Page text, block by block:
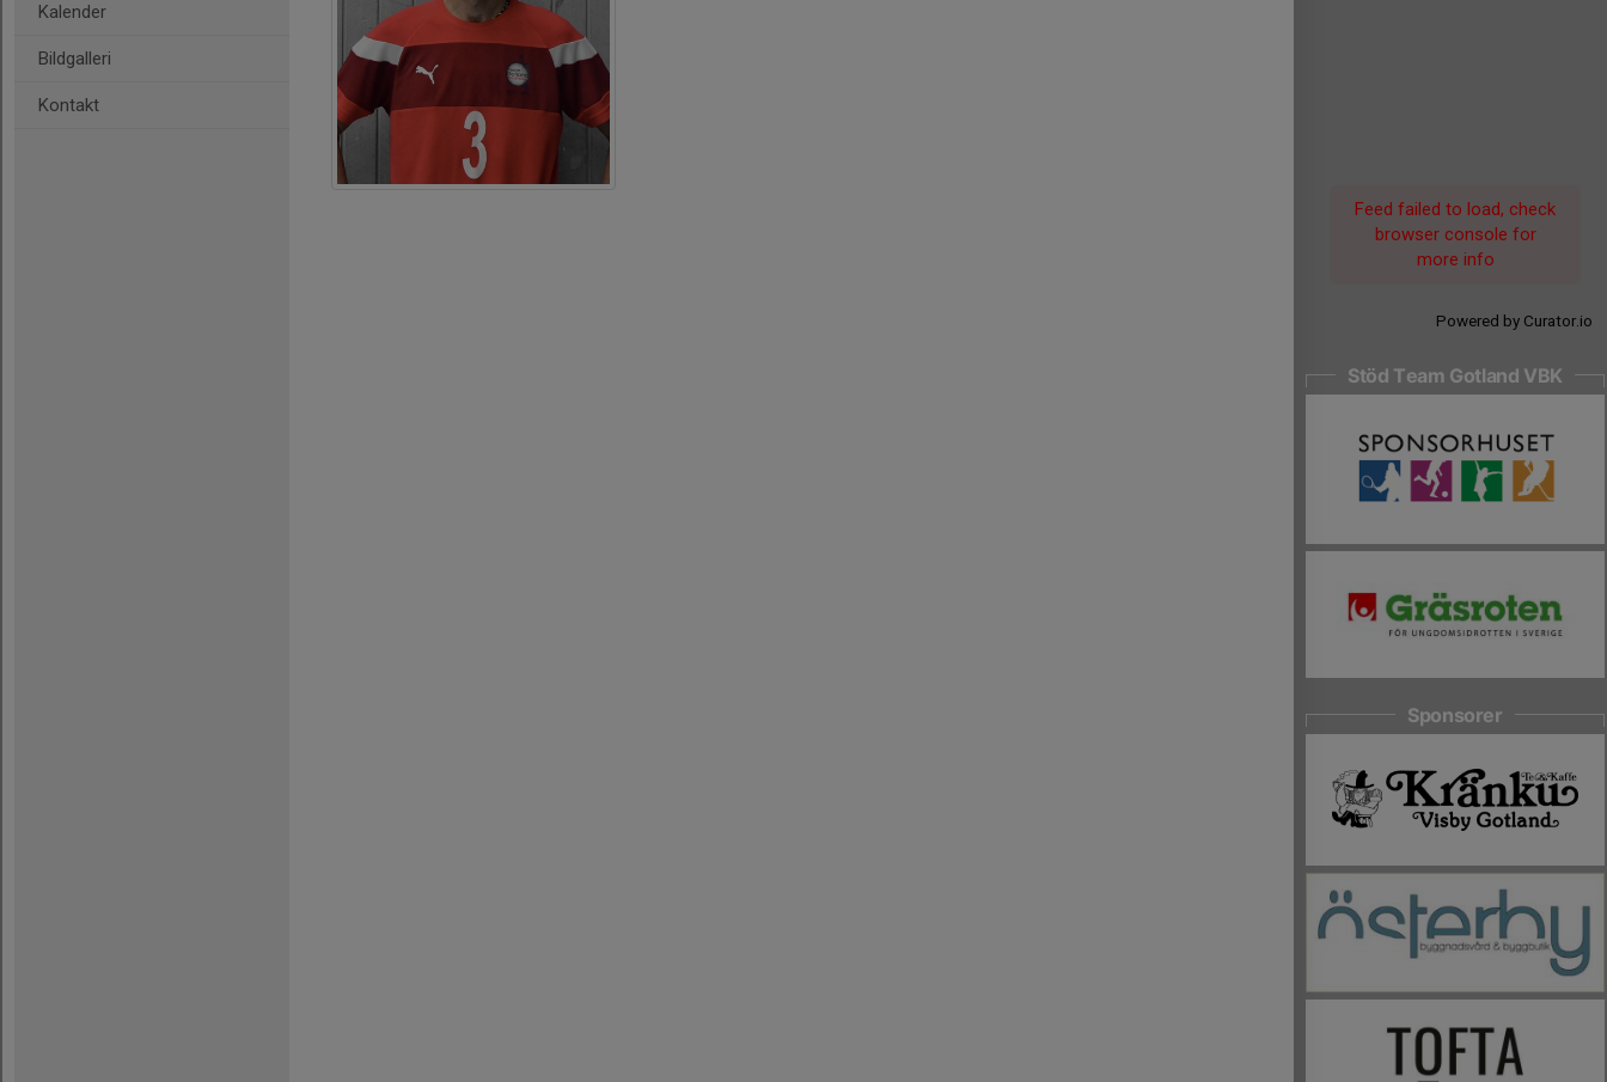
Kalender
Bildgalleri
Kontakt
Feed failed to load, check
browser console for
more info
Powered by Curator.io
Stöd Team Gotland VBK
Sponsorer